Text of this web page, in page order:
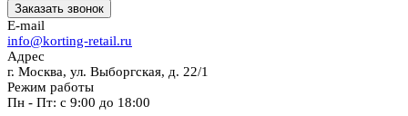
Заказать звонок
E-mail
info@korting-retail.ru
Адрес
г. Москва, ул. Выборгская, д. 22/1
Режим работы
Пн - Пт: с 9:00 до 18:00